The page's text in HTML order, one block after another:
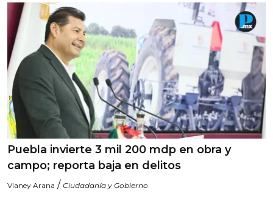
Puebla invierte 3 mil 200 mdp en obra y
campo; reporta baja en delitos
Vianey Arana / Ciudadanía y Gobierno